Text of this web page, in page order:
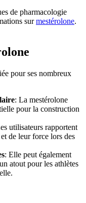
de pharmacologie
surmestérolone.
pour ses nombreux
: La mestérolone
pour la construction
utilisateurs rapportent
de leur force lors des
: Elle peut également
atout pour les athlètes